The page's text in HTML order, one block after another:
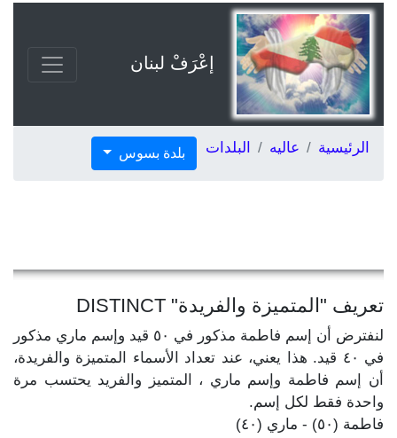
إعْرَفْ لبنان
الرئيسية عاليه البلدات بلدة بسوس
تعريف "المتميزة والفريدة" DISTINCT
لنفترض أن إسم فاطمة مذكور في ٥٠ قيد وإسم ماري مذكور
في ٤٠ قيد. هذا يعني، عند تعداد الأسماء المتميزة والفريدة،
أن إسم فاطمة وإسم ماري ، المتميز والفريد يحتسب مرة
واحدة فقط لكل إسم.
فاطمة (٥٠) - ماري (٤٠)